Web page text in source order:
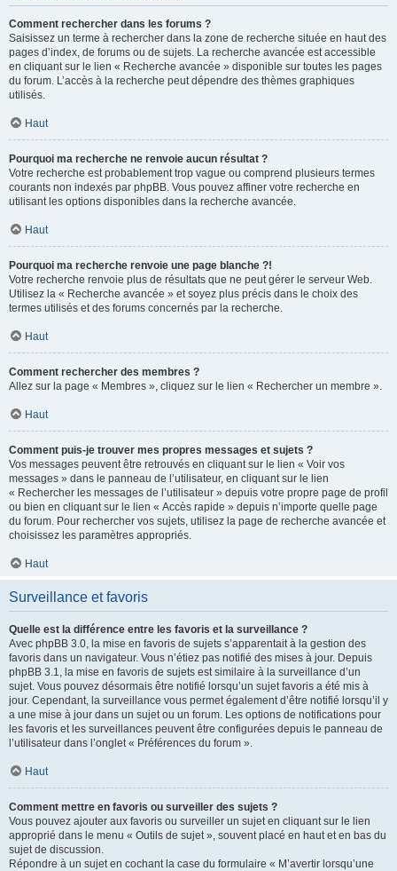
Comment rechercher dans les forums ?
Saisissez un terme à rechercher dans la zone de recherche située en haut des
pages d’index, de forums ou de sujets. La recherche avancée est accessible
en cliquant sur le lien « Recherche avancée » disponible sur toutes les pages
du forum. L’accès à la recherche peut dépendre des thèmes graphiques
utilisés.
Haut
Pourquoi ma recherche ne renvoie aucun résultat ?
Votre recherche est probablement trop vague ou comprend plusieurs termes
courants non indexés par phpBB. Vous pouvez affiner votre recherche en
utilisant les options disponibles dans la recherche avancée.
Haut
Pourquoi ma recherche renvoie une page blanche ?!
Votre recherche renvoie plus de résultats que ne peut gérer le serveur Web.
Utilisez la « Recherche avancée » et soyez plus précis dans le choix des
termes utilisés et des forums concernés par la recherche.
Haut
Comment rechercher des membres ?
Allez sur la page « Membres », cliquez sur le lien « Rechercher un membre ».
Haut
Comment puis-je trouver mes propres messages et sujets ?
Vos messages peuvent être retrouvés en cliquant sur le lien « Voir vos
messages » dans le panneau de l’utilisateur, en cliquant sur le lien
« Rechercher les messages de l’utilisateur » depuis votre propre page de profil
ou bien en cliquant sur le lien « Accès rapide » depuis n’importe quelle page
du forum. Pour rechercher vos sujets, utilisez la page de recherche avancée et
choisissez les paramètres appropriés.
Haut
Surveillance et favoris
Quelle est la différence entre les favoris et la surveillance ?
Avec phpBB 3.0, la mise en favoris de sujets s’apparentait à la gestion des
favoris dans un navigateur. Vous n’étiez pas notifié des mises à jour. Depuis
phpBB 3.1, la mise en favoris de sujets est similaire à la surveillance d’un
sujet. Vous pouvez désormais être notifié lorsqu’un sujet favoris a été mis à
jour. Cependant, la surveillance vous permet également d’être notifié lorsqu’il y
a une mise à jour dans un sujet ou un forum. Les options de notifications pour
les favoris et les surveillances peuvent être configurées depuis le panneau de
l’utilisateur dans l’onglet « Préférences du forum ».
Haut
Comment mettre en favoris ou surveiller des sujets ?
Vous pouvez ajouter aux favoris ou surveiller un sujet en cliquant sur le lien
approprié dans le menu « Outils de sujet », souvent placé en haut et en bas du
sujet de discussion.
Répondre à un sujet en cochant la case du formulaire « M’avertir lorsqu’une